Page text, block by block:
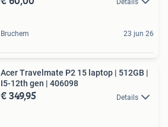
Details
Bruchem 23 jun 26
Acer Travelmate P2 15 laptop | 512GB |
I5-12th gen | 406098
€ 349,95 Details